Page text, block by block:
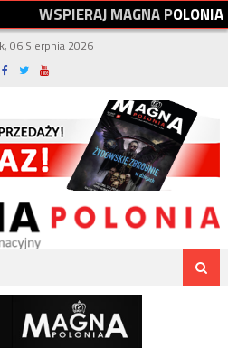
WSPIERAJMAGNAPOLONIA
06 Sierpnia 2026